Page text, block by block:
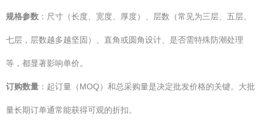
规格参数 ：尺寸（长度、宽度、厚度）、层数（常见为三层、五层、
七层，层数越多越坚固）、直角或圆角设计、是否需特殊防潮处理
等，都显著影响单价。
订购数量 ：起订量（MOQ）和总采购量是决定批发价格的关键。大批
量长期订单通常能获得可观的折扣。